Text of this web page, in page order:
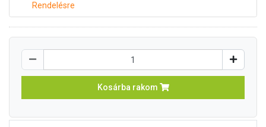
Rendelésre
Kosárba rakom